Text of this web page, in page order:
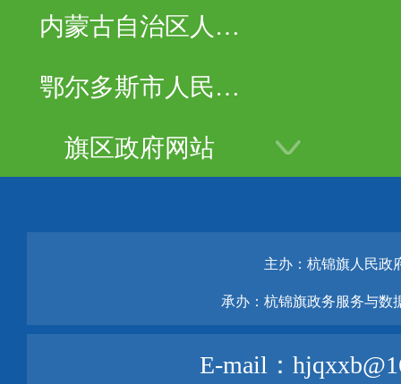
内蒙古自治区人民
鄂尔多斯市人民政
旗区政府网站
主办：杭锦旗人民政
承办：杭锦旗政务服务与数
E-mail：